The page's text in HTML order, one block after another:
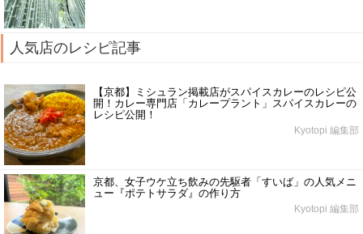
人気店のレシピ記事
【京都】ミシュラン掲載店がスパイスカレーのレシピ公
開！カレー専門店「カレープラント」スパイスカレーの
レシピ公開！
Kyotopi 編集部
京都、女子ウケ立ち飲みの先駆者「すいば」の人気メニ
ュー『ポテトサラダ』の作り方
Kyotopi 編集部